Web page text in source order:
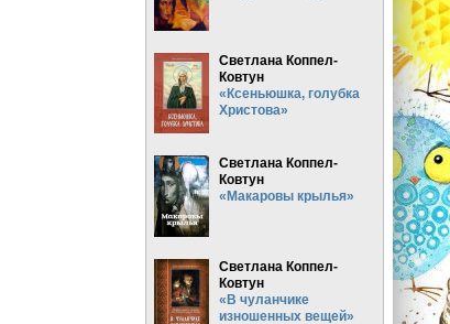
Светлана Коппел-
Ковтун
«Ксеньюшка, голубка
Христова»
Светлана Коппел-
Ковтун
«Макаровы крылья»
Светлана Коппел-
Ковтун
«В чуланчике
изношенных вещей»